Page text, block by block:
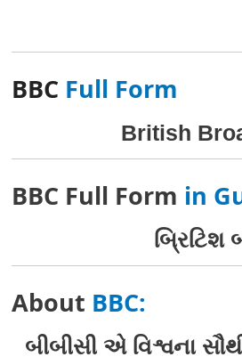
BBC Full Form
British
BBC Full Form in
બ્રિટિશ
About BBC:
બીબીસી એ વિશ્વના